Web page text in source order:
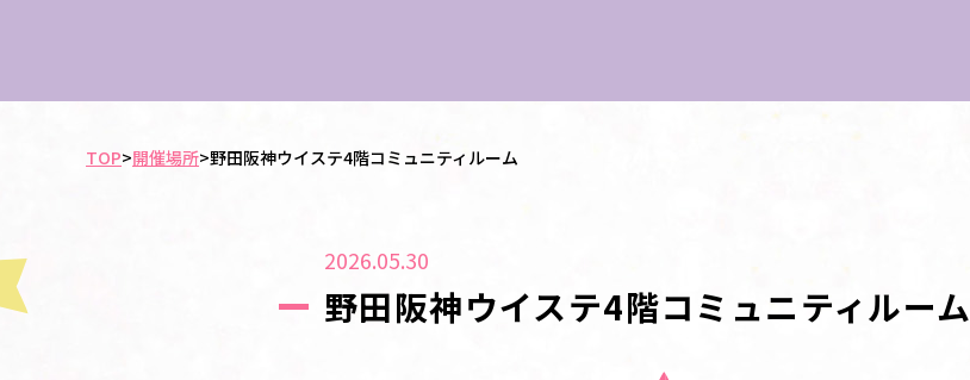
TOP>開催場所>野田阪神ウイステ4階コミュニティルーム
2026.05.30
野田阪神ウイステ4階コミュニティルーム